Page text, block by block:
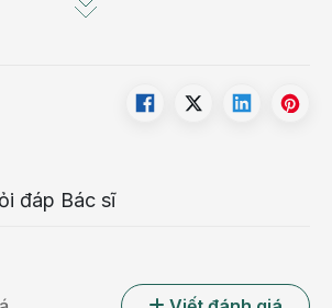
nhân gây đi ngoài ra máu, cụ thể
béo phì, ăn ít chất xơ, phụ nữ có
trĩ người bệnh cần ăn nhiều rau củ
đáp Bác sĩ